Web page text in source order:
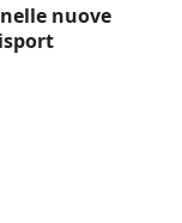
nuove